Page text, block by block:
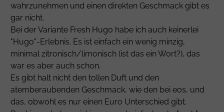
wahrzunehmen und einen direkten Geschmack gibt es
gar nicht.
Bei der Variante Fresh Hugo habe ich auch keinerlei
"Hugo"-Erlebnis. Es ist einfach ein wenig minzig,
minimal zitronisch/limonisch (ist das ein Wort?), das
war es aber auch schon.
Es gibt halt nicht den tollen Duft und den
atemberaubenden Geschmack, wie den bei eos, und
das, obwohl es nur einen Euro Unterschied gibt.